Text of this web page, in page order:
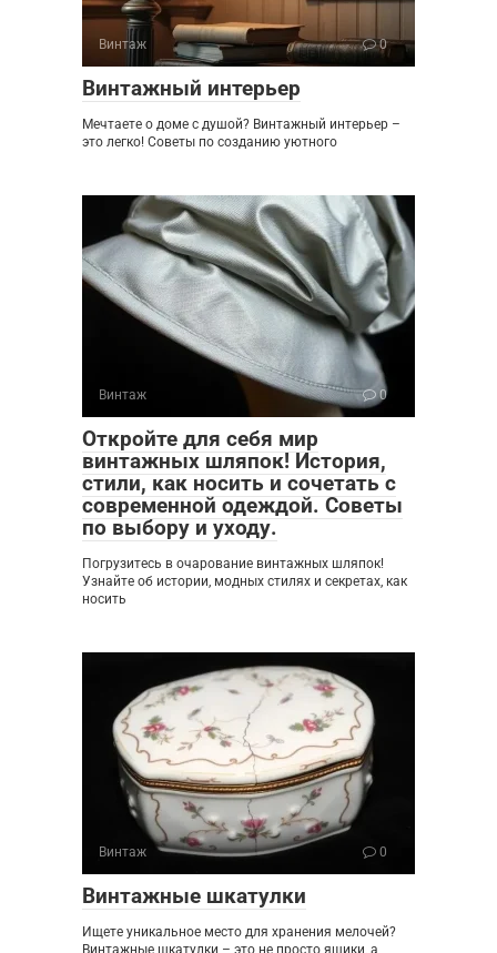
Винтаж 0
Винтажный интерьер
Мечтаете о доме с душой? Винтажный интерьер –
это легко! Советы по созданию уютного
Винтаж 0
Откройте для себя мир
винтажных шляпок! История,
стили, как носить и сочетать с
современной одеждой. Советы
по выбору и уходу.
Погрузитесь в очарование винтажных шляпок!
Узнайте об истории, модных стилях и секретах, как
носить
Винтаж 0
Винтажные шкатулки
Ищете уникальное место для хранения мелочей?
Винтажные шкатулки – это не просто ящики, а